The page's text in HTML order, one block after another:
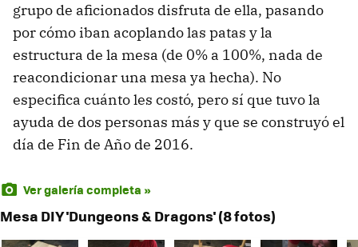
grupo de aficionados disfruta de ella, pasando
por cómo iban acoplando las patas y la
estructura de la mesa (de 0% a 100%, nada de
reacondicionar una mesa ya hecha). No
especifica cuánto les costó, pero sí que tuvo la
ayuda de dos personas más y que se construyó el
día de Fin de Año de 2016.
Ver galería completa »
Mesa DIY 'Dungeons & Dragons' (8 fotos)